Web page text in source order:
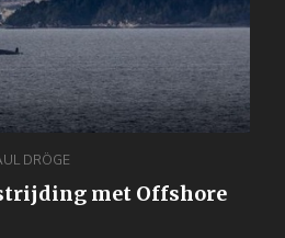
DRÖGE
met Offshore